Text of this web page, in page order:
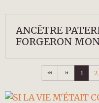
ANCÊTRE
FORGERON
1 2